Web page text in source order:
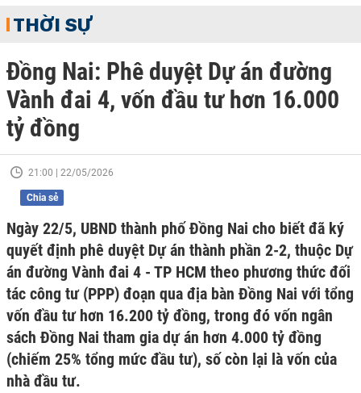
THỜI SỰ
Đồng Nai: Phê duyệt Dự án đường
Vành đai 4, vốn đầu tư hơn 16.000
tỷ đồng
21:00 | 22/05/2026
Chia sẻ
Ngày 22/5, UBND thành phố Đồng Nai cho biết đã ký
quyết định phê duyệt Dự án thành phần 2-2, thuộc Dự
án đường Vành đai 4 - TP HCM theo phương thức đối
tác công tư (PPP) đoạn qua địa bàn Đồng Nai với tổng
vốn đầu tư hơn 16.200 tỷ đồng, trong đó vốn ngân
sách Đồng Nai tham gia dự án hơn 4.000 tỷ đồng
(chiếm 25% tổng mức đầu tư), số còn lại là vốn của
nhà đầu tư.